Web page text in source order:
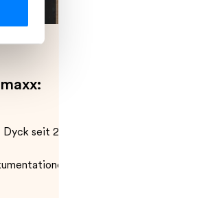
seit 2011